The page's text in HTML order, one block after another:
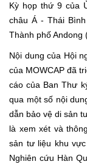
Kỳ họp thứ 9 của
châu Á - Thái
Thành phố Andong
Nội dung của Hội
của MOWCAP đã
cáo của Ban Thư
qua một số nội
dẫn bảo vệ di sản
là xem xét và
sản tư liệu khu
Nghiên cứu Hàn